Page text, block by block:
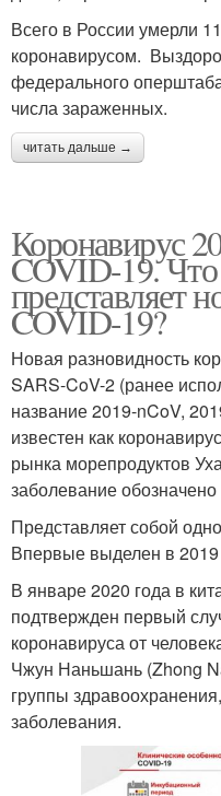
Всего в России умерли
коронавирусом.
федерального
числа зараженных.
читать дальше →
Коронавирус
COVID-19.
представляет
COVID-19?
Новая разновидность
SARS-CoV-2 (ранее
название 2019-nCoV,
известен как
рынка морепродуктов
заболевание обозначено
Представляет собой
Впервые выделен в 2019
В январе 2020 года в
подтвержден первый
коронавируса от
Чжун Наньшань (Zhong
группы
заболевания.